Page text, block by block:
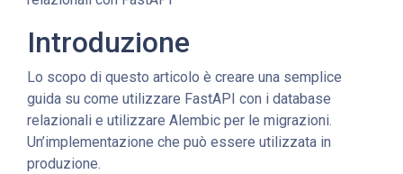
Introduzione
Lo scopo di questo articolo è creare una semplice
guida su come utilizzare FastAPI con i database
relazionali e utilizzare Alembic per le migrazioni.
Un’implementazione che può essere utilizzata in
produzione.